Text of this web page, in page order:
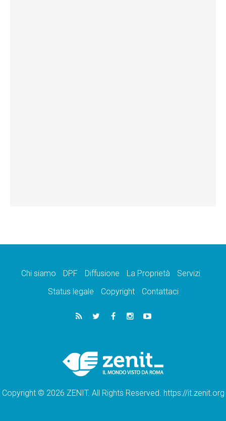
Chi siamo DPF Diffusione La Proprietà
Servizi
Status legale
Copyright Contattaci
Copyright © 2026 ZENIT. All Rights Reserved. https://it.zenit.org